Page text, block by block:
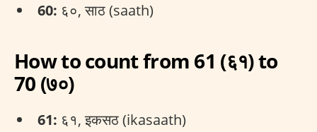
60: ६०, साठ (saath)
How to count from 61 (६१) to
70 (७०)
61: ६१, इकसठ (ikasaath)